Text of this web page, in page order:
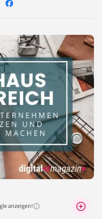
Auf
anzeigen!Warum lohnt sich das?